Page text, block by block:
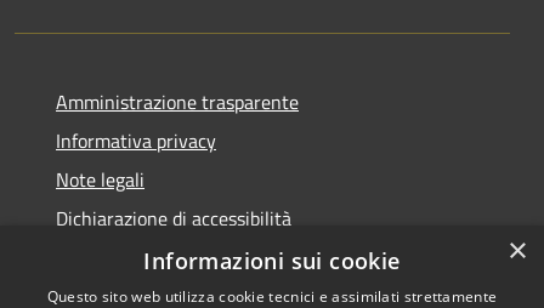
Amministrazione trasparente
Informativa privacy
Note legali
Dichiarazione di accessibilità
×
Informazioni sui cookie
Questo sito web utilizza cookie tecnici e assimilati strettamente